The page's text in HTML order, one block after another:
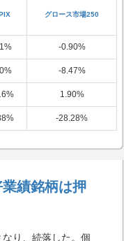
グロース市場250
-0.90%
-8.47%
1.90%
-28.28%
績銘柄は押
り、続落した。個